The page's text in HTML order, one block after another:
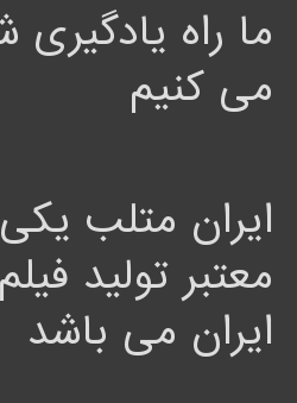
ما راه یادگیری
می کنیم
ایران متلب
معتبر تولید
ایران می باشد